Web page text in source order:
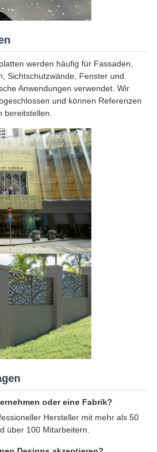
werden häufig für Fassaden,
Sichtschutzwände, Fenster und
Anwendungen verwendet. Wir
und können Referenzen
bereitstellen.
oder eine Fabrik?
Hersteller mit mehr als 50
über 100 Mitarbeitern.